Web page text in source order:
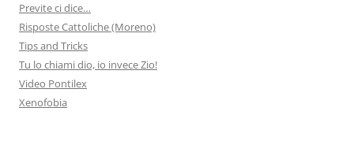
Previte ci dice…
Risposte Cattoliche (Moreno)
Tips and Tricks
Tu lo chiami dio, io invece Zio!
Video Pontilex
Xenofobia